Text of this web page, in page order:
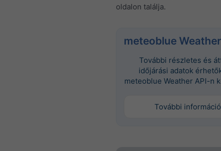
oldalon találja.
meteoblue
További részletes és
időjárási adatok
meteoblue Weather API-n
További információ